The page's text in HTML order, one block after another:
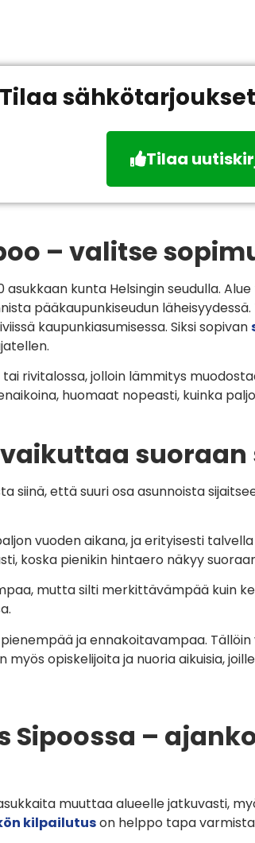
Tilaa
Tilaa
– valitse
asukkaan kunta Helsingin seudulla.
pääkaupunkiseudun
kaupunkiasumisessa. Siksi sopivan
rivitalossa, jolloin lämmitys
huomaat nopeasti, kuinka
siinä, että suuri osa asunnoista
vuoden aikana, ja erityisesti
koska pienikin hintaero näkyy
mutta silti merkittävämpää kuin
ja ennakoitavampaa.
myös opiskelijoita ja nuoria aikuisia,
Sipoossa –
muuttaa alueelle jatkuvasti,
kilpailutuson helppo tapa